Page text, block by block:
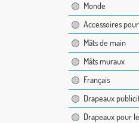
Monde
Accessoires
Mâts de main
Mâts muraux
Français
Drapeaux
Drapeaux pour